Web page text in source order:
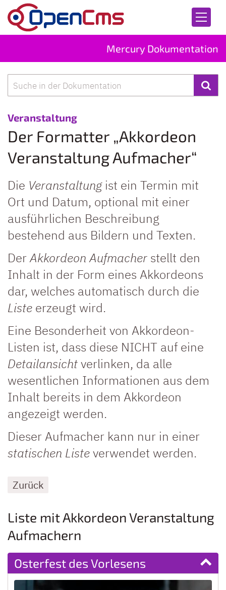
Zum Inhalt springen
Mercury Dokumentation
Veranstaltung:
Der Formatter „Akkordeon
Veranstaltung Aufmacher“
Die Veranstaltungist ein Termin mit
Ort und Datum, optional mit einer
ausführlichen Beschreibung
bestehend aus Bildern und Texten.
DerAkkordeon Aufmacher stellt den
Inhalt in der Form eines Akkordeons
dar, welches automatisch durch die
Liste erzeugt wird.
Eine Besonderheit von Akkordeon-
Listen ist, dass diese NICHT auf eine
Detailansichtverlinken, da alle
wesentlichen Informationen aus dem
Inhalt bereits in dem Akkordeon
angezeigt werden.
Dieser Aufmacher kann nur in einer
statischen Listeverwendet werden.
Zurück
Liste mit Akkordeon Veranstaltung
Aufmachern
Osterfest des Vorlesens
Suche